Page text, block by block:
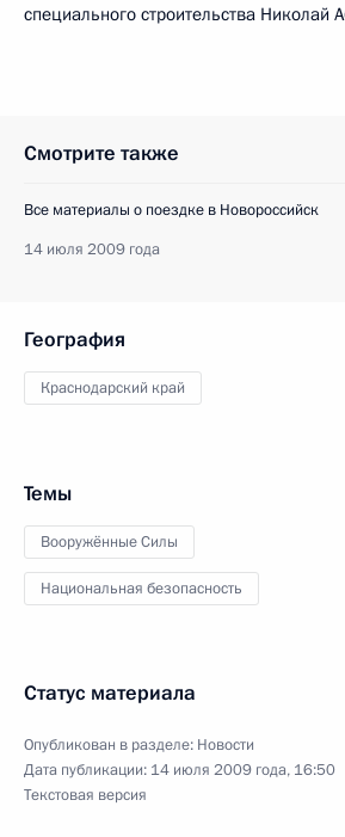
специального строительства Николай
Смотрите также
Все материалы о поездке в Новороссийск
14 июля 2009 года
География
Краснодарский край
Темы
Вооружённые Силы
Национальная безопасность
Статус материала
Опубликован в разделе: Новости
Дата публикации: 14 июля 2009 года, 16:50
Текстовая версия